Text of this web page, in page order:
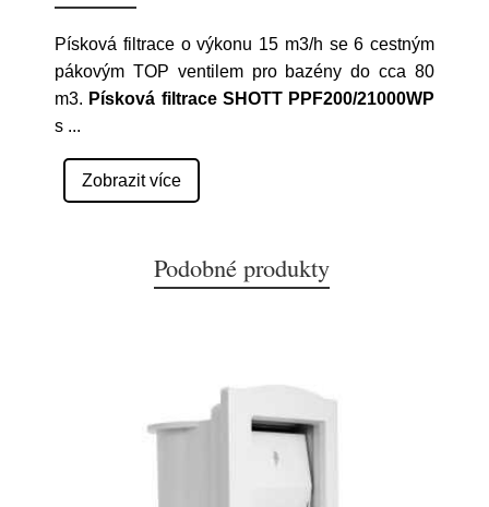
Písková filtrace o výkonu 15 m3/h se 6 cestným
pákovým TOP ventilem pro bazény do cca 80
m3. Písková filtrace SHOTT PPF200/21000WP
s ...
Zobrazit více
Podobné produkty